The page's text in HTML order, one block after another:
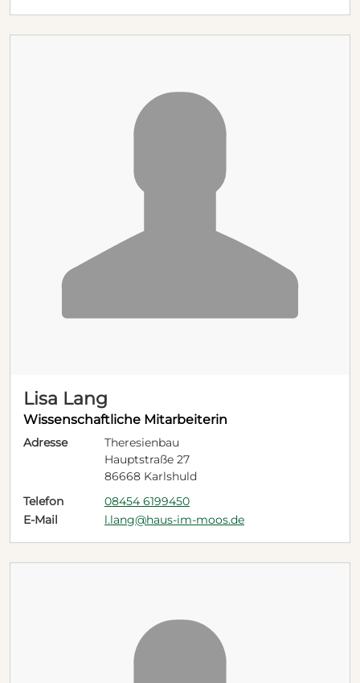
Lisa Lang
Wissenschaftliche Mitarbeiterin
Adresse
Theresienbau
Hauptstraße 27
86668 Karlshuld
Telefon
08454 6199450
E-Mail
l.lang@haus-im-moos.de